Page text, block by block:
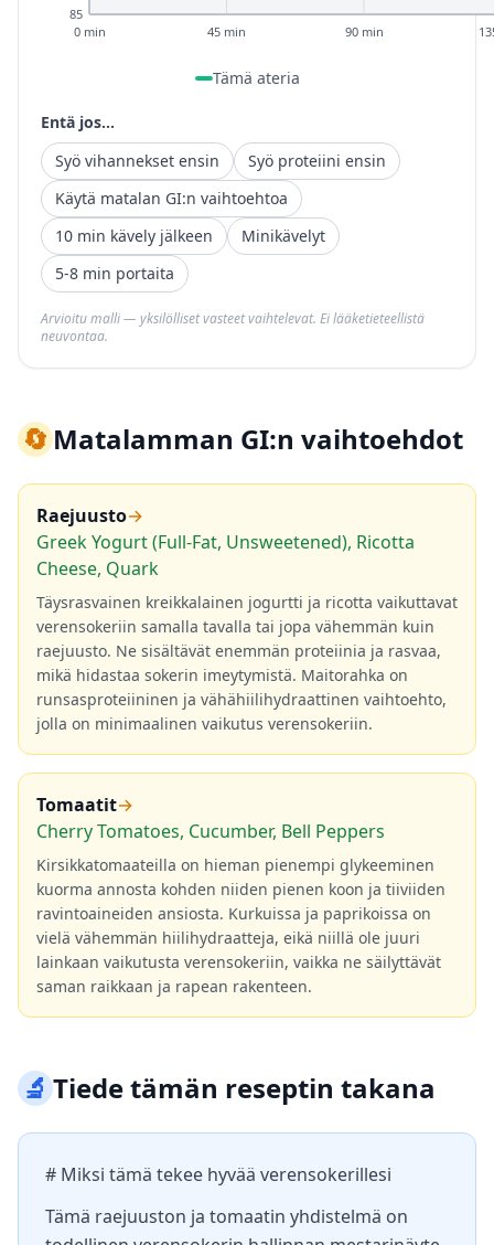
85
0 min 45 min 90 min
Tämä ateria
Entä jos...
Syö vihannekset ensin
Syö proteiini ensin
Käytä matalan GI:n vaihtoehtoa
10 min kävely jälkeen
Minikävelyt
5-8 min portaita
Arvioitu malli — yksilölliset vasteet vaihtelevat. Ei lääketieteellistä
neuvontaa.
🔄Matalamman GI:n vaihtoehdot
Raejuusto→
Greek Yogurt (Full-Fat, Unsweetened), Ricotta
Cheese, Quark
Täysrasvainen kreikkalainen jogurtti ja ricotta vaikuttavat
verensokeriin samalla tavalla tai jopa vähemmän kuin
raejuusto. Ne sisältävät enemmän proteiinia ja rasvaa,
mikä hidastaa sokerin imeytymistä. Maitorahka on
runsasproteiininen ja vähähiilihydraattinen vaihtoehto,
jolla on minimaalinen vaikutus verensokeriin.
Tomaatit→
Cherry Tomatoes, Cucumber, Bell Peppers
Kirsikkatomaateilla on hieman pienempi glykeeminen
kuorma annosta kohden niiden pienen koon ja tiiviiden
ravintoaineiden ansiosta. Kurkuissa ja paprikoissa on
vielä vähemmän hiilihydraatteja, eikä niillä ole juuri
lainkaan vaikutusta verensokeriin, vaikka ne säilyttävät
saman raikkaan ja rapean rakenteen.
🔬Tiede tämän reseptin takana
# Miksi tämä tekee hyvää verensokerillesi
Tämä raejuuston ja tomaatin yhdistelmä on